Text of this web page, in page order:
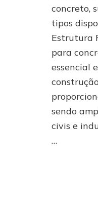
concreto,
tipos
Estrutura
para
essencial
sendo
civis e
…